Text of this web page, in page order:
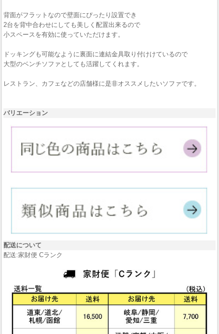
背面がフラットなので壁面にぴったり設置でき
2台を背中合わせにしても美しく配置出来るので
小スペースを有効に使っていただけます。
ドッキングも可能なように裏面に連結金具取り付けけているので
大型のベンチソファとしても活躍してくれます。
レストラン、カフェなどの店舗様に是非オススメしたいソファです。
バリエーション
配送について
配送:家財便 Cランク